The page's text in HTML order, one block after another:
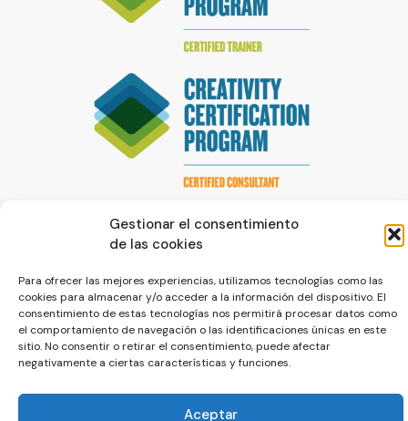
Gestionar el consentimiento
de las cookies
Para ofrecer las mejores experiencias, utilizamos tecnologías como las
cookies para almacenar y/o acceder a la información del dispositivo. El
consentimiento de estas tecnologías nos permitirá procesar datos como
el comportamiento de navegación o las identificaciones únicas en este
sitio. No consentir o retirar el consentimiento, puede afectar
negativamente a ciertas características y funciones.
Aceptar
© La Servilleta - El Blog de Paco Prieto
Política de cookiesPolítica de privacidad